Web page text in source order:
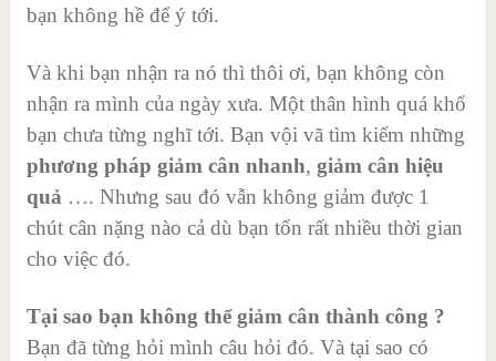
bạn không hề để ý tới.
Và khi bạn nhận ra nó thì thôi ơi, bạn không còn
nhận ra mình của ngày xưa. Một thân hình quá khổ
bạn chưa từng nghĩ tới. Bạn vội vã tìm kiếm những
phương pháp giảm cân nhanh, giảm cân hiệu
quả …. Nhưng sau đó vẫn không giảm được 1
chút cân nặng nào cả dù bạn tốn rất nhiều thời gian
cho việc đó.
Tại sao bạn không thể giảm cân thành công ?
Bạn đã từng hỏi mình câu hỏi đó. Và tại sao có